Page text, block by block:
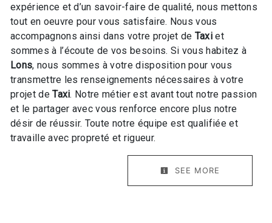
expérience et d’un savoir-faire de qualité, nous mettons
tout en oeuvre pour vous satisfaire. Nous vous
accompagnons ainsi dans votre projet de Taxi et
sommes à l’écoute de vos besoins. Si vous habitez à
Lons, nous sommes à votre disposition pour vous
transmettre les renseignements nécessaires à votre
projet deTaxi. Notre métier est avant tout notre passion
et le partager avec vous renforce encore plus notre
désir de réussir. Toute notre équipe est qualifiée et
travaille avec propreté et rigueur.
SEE MORE